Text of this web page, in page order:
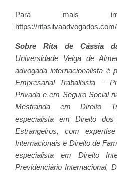
Para mais
https://
Sobre Rita de Cássia
Universidade Veiga de
advogada internacionalista é
Empresarial Trabalhista –
Privada e em Seguro Social
Mestranda em Direito
especialista em Direito
Estrangeiros, com
Internacionais e Direito de
especialista em Direito
Previdenciário Internacional,